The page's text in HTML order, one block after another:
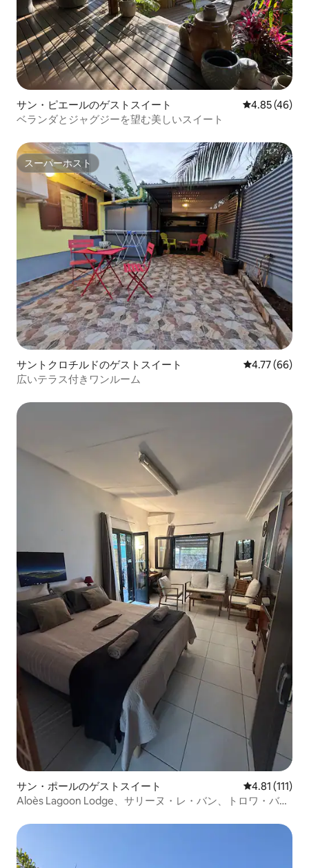
サン・ピエールのゲストスイート レビュー46
4.85 (46)
ベランダとジャグジーを望む美しいスイート
スーパーホスト
スーパーホスト
サントクロチルドのゲストスイート レビュー66
4.77 (66)
広いテラス付きワンルーム
サン・ポールのゲストスイート レビュー111
4.81 (111)
Aloès Lagoon Lodge、サリーヌ・レ・バン、トロワ・バッ